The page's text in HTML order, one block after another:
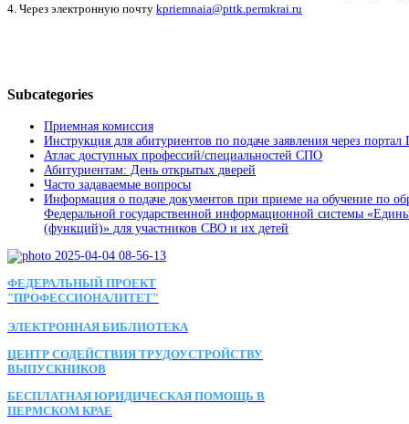
4. Через электронную почту kpriemnaia@pttk.permkrai.ru
Subcategories
Приемная комиссия
Инструкция для абитуриентов по подаче заявления через
Атлас доступных профессий/специальностей СПО
Абитуриентам: День открытых дверей
Часто задаваемые вопросы
Информация о подаче документов при приеме на обучение по
Федеральной государственной информационной системы
(функций)» для участников СВО и их детей
ФЕДЕРАЛЬНЫЙ ПРОЕКТ
"ПРОФЕССИОНАЛИТЕТ"
ЭЛЕКТРОННАЯ БИБЛИОТЕКА
ЦЕНТР СОДЕЙСТВИЯ ТРУДОУСТРОЙСТВУ
ВЫПУСКНИКОВ
БЕСПЛАТНАЯ ЮРИДИЧЕСКАЯ ПОМОЩЬ В
ПЕРМСКОМ КРАЕ